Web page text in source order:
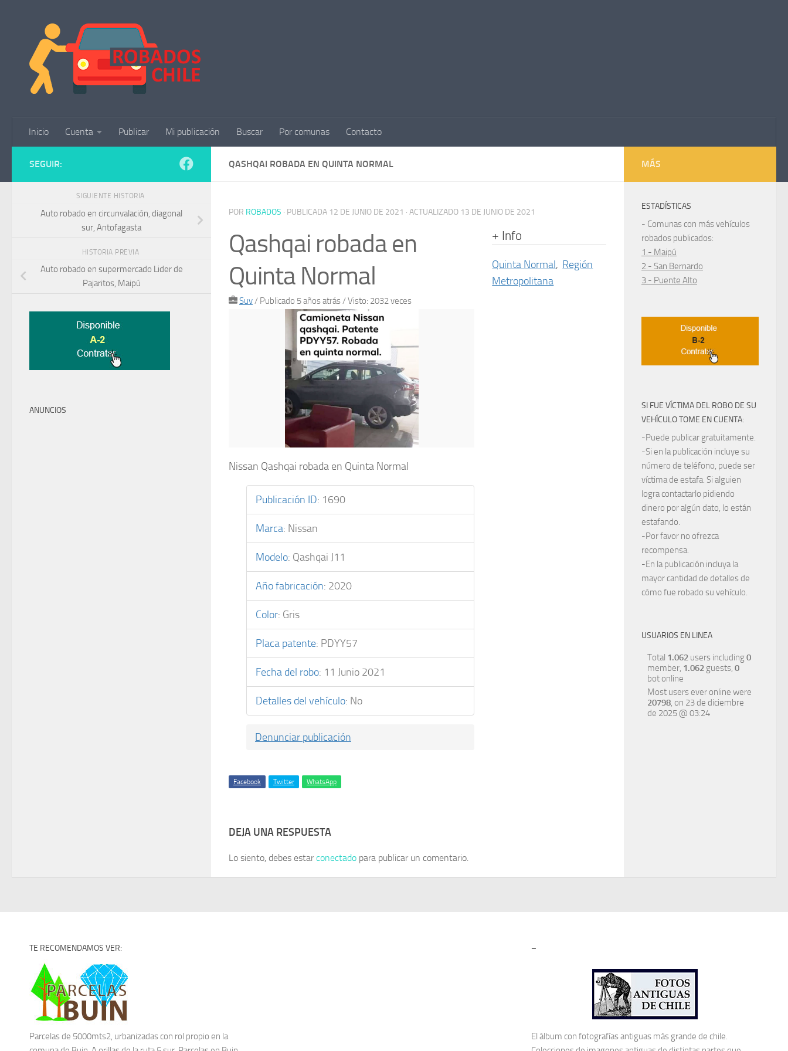
Inicio Cuenta Publicar Mi publicación Buscar Por comunas Contacto
QASHQAI ROBADA EN QUINTA NORMAL
POR ROBADOS · PUBLICADA 12 DE JUNIO DE 2021 · ACTUALIZADO 13 DE JUNIO DE 2021
Qashqai robada en
Quinta Normal
Suv/ Publicado 5 años atrás/ Visto: 2032 veces
Nissan Qashqai robada en Quinta Normal
Publicación ID: 1690
Marca: Nissan
Modelo: Qashqai J11
Año fabricación: 2020
Color: Gris
Placa patente: PDYY57
Fecha del robo: 11 Junio 2021
Detalles del vehículo: No
Denunciar publicación
+ Info
Quinta Normal, Región
Metropolitana
Facebook Twitter WhatsApp
DEJA UNA RESPUESTA
Lo siento, debes estarconectado para publicar un comentario.
SEGUIR:
SIGUIENTE HISTORIA
Auto robado en circunvalación, diagonal
sur, Antofagasta
HISTORIA PREVIA
Auto robado en supermercado Lider de
Pajaritos, Maipú
ANUNCIOS
MÁS
ESTADÍSTICAS
- Comunas con más vehículos
robados publicados:
1.- Maipú
2.- San Bernardo
3.- Puente Alto
SI FUE VÍCTIMA DEL ROBO DE SU
VEHÍCULO TOME EN CUENTA:
-Puede publicar gratuitamente.
-Si en la publicación incluye su
número de teléfono, puede ser
víctima de estafa. Si alguien
logra contactarlo pidiendo
dinero por algún dato, lo están
estafando.
-Por favor no ofrezca
recompensa.
-En la publicación incluya la
mayor cantidad de detalles de
cómo fue robado su vehículo.
USUARIOS EN LINEA
Total 1.062 users including0
member, 1.062 guests, 0
bot online
Most users ever online were
20798, on 23 de diciembre
de 2025 @ 03:24
TE RECOMENDAMOS VER:
Parcelas de 5000mts2, urbanizadas con rol propio en la
–
El álbum con fotografías antiguas más grande de chile.